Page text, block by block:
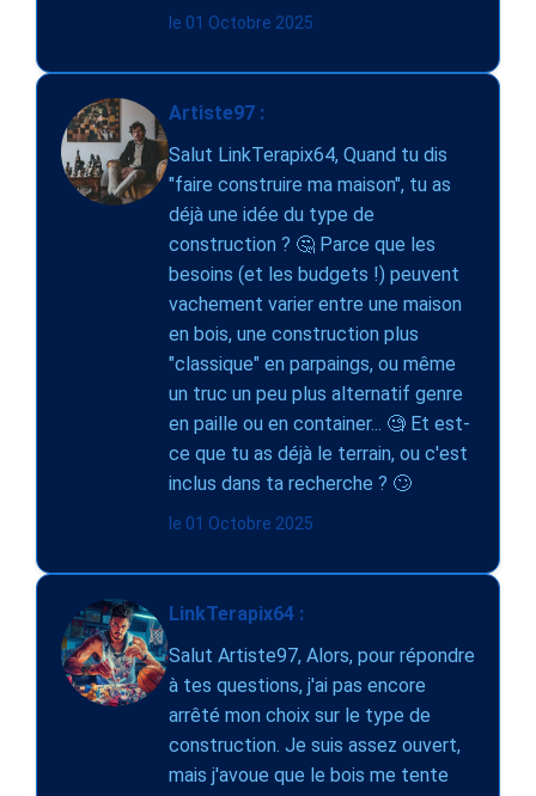
le 01 Octobre 2025
Artiste97 :
Salut LinkTerapix64, Quand tu dis
"faire construire ma maison", tu as
déjà une idée du type de
construction ? 🤔 Parce que les
besoins (et les budgets !) peuvent
vachement varier entre une maison
en bois, une construction plus
"classique" en parpaings, ou même
un truc un peu plus alternatif genre
en paille ou en container... 🧐 Et est-
ce que tu as déjà le terrain, ou c'est
inclus dans ta recherche ? 🙄
le 01 Octobre 2025
LinkTerapix64 :
Salut Artiste97, Alors, pour répondre
à tes questions, j'ai pas encore
arrêté mon choix sur le type de
construction. Je suis assez ouvert,
mais j'avoue que le bois me tente